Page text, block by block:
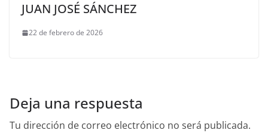
JUAN JOSÉ SÁNCHEZ
22 de febrero de 2026
Deja una respuesta
Tu dirección de correo electrónico no será publicada.